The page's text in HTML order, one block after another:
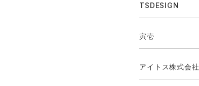
TSDESIGN
寅壱
アイトス株式会社